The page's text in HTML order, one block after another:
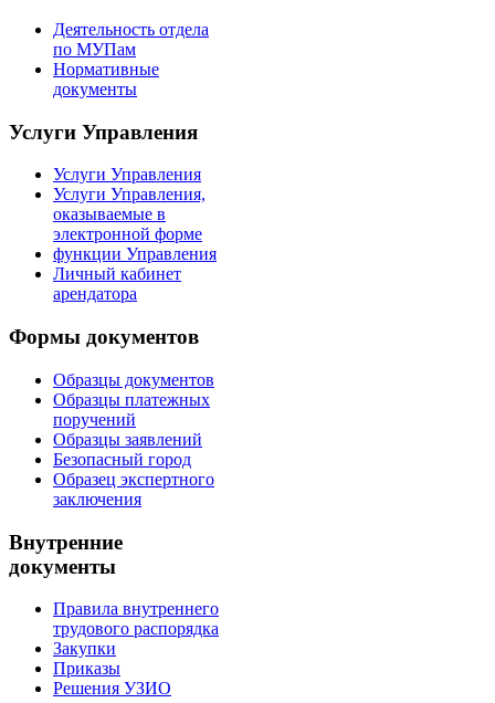
Деятельность отдела
по МУПам
Нормативные
документы
Услуги Управления
Услуги Управления
Услуги Управления,
оказываемые в
электронной форме
функции Управления
Личный кабинет
арендатора
Формы документов
Образцы документов
Образцы платежных
поручений
Образцы заявлений
Безопасный город
Образец экспертного
заключения
Внутренние
документы
Правила внутреннего
трудового распорядка
Закупки
Приказы
Решения УЗИО